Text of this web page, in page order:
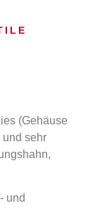
(Gehäuse
und sehr
und